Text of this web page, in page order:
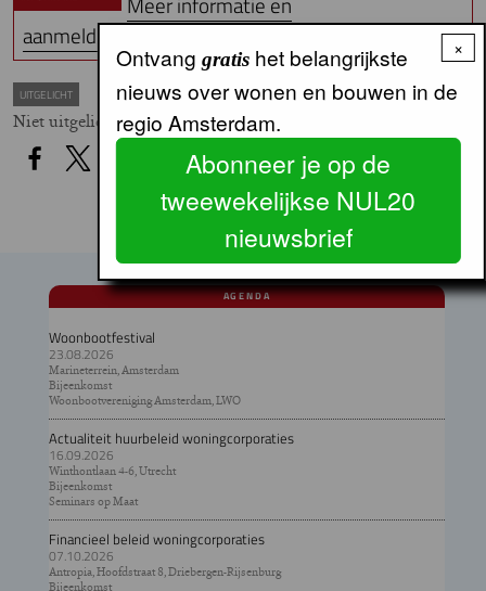
aanmelden
UITGELICHT
Niet uitgelicht
AGENDA
Woonbootfestival
23.08.2026
Marineterrein, Amsterdam
Bijeenkomst
Woonbootvereniging Amsterdam, LWO
Actualiteit huurbeleid woningcorporaties
16.09.2026
Winthontlaan 4-6, Utrecht
Bijeenkomst
Seminars op Maat
Financieel beleid woningcorporaties
07.10.2026
Antropia, Hoofdstraat 8, Driebergen-Rijsenburg
Bijeenkomst
×
Ontvang gratishet belangrijkste
nieuws over wonen en bouwen in de
regio Amsterdam.
Abonneer je op de
tweewekelijkse NUL20
nieuwsbrief